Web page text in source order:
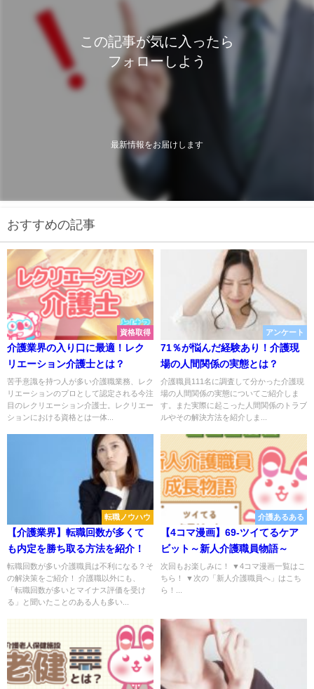
この記事が気に入ったら
フォローしよう
最新情報をお届けします
おすすめの記事
資格取得
介護業界の入り口に最適！レク
リエーション介護士とは？
苦手意識を持つ人が多い介護職業務、レク
リエーションのプロとして認定される今注
目のレクリエーション介護士。レクリエー
ションにおける資格とは一体...
アンケート
71％が悩んだ経験あり！介護現
場の人間関係の実態とは？
介護職員111名に調査して分かった介護現
場の人間関係の実態についてご紹介しま
す。また実際に起こった人間関係のトラブ
ルやその解決方法を紹介しま...
転職ノウハウ
【介護業界】転職回数が多くて
も内定を勝ち取る方法を紹介！
転職回数が多い介護職員は不利になる？そ
の解決策をご紹介！ 介護職以外にも、
「転職回数が多いとマイナス評価を受け
る」と聞いたことのある人も多い...
介護あるある
【4コマ漫画】69-ツイてるケア
ビット～新人介護職員物語～
次回もお楽しみに！ ▼4コマ漫画一覧はこ
ちら！ ▼次の「新人介護職員へ」はこち
ら！...